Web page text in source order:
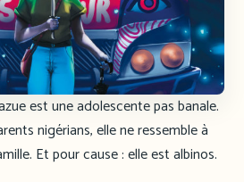
est une adolescente pas banale.
nigérians, elle ne ressemble à
Et pour cause : elle est albinos.